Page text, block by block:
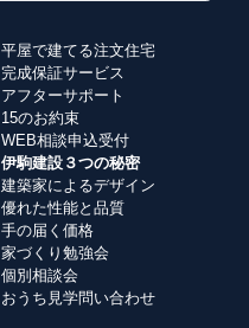
平屋で建てる注文住宅
完成保証サービス
アフターサポート
15のお約束
WEB相談申込受付
伊駒建設３つの秘密
建築家によるデザイン
優れた性能と品質
手の届く価格
家づくり勉強会
個別相談会
おうち見学問い合わせ